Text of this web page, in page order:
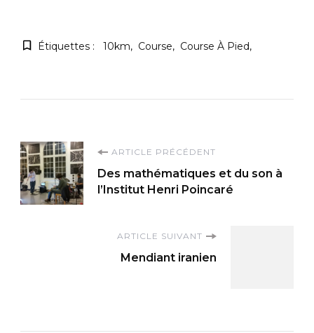
Étiquettes : 10km Course Course À Pied
Navigation
d'article
ARTICLE PRÉCÉDENT
Des mathématiques et du son à
l’Institut Henri Poincaré
ARTICLE SUIVANT
Mendiant iranien